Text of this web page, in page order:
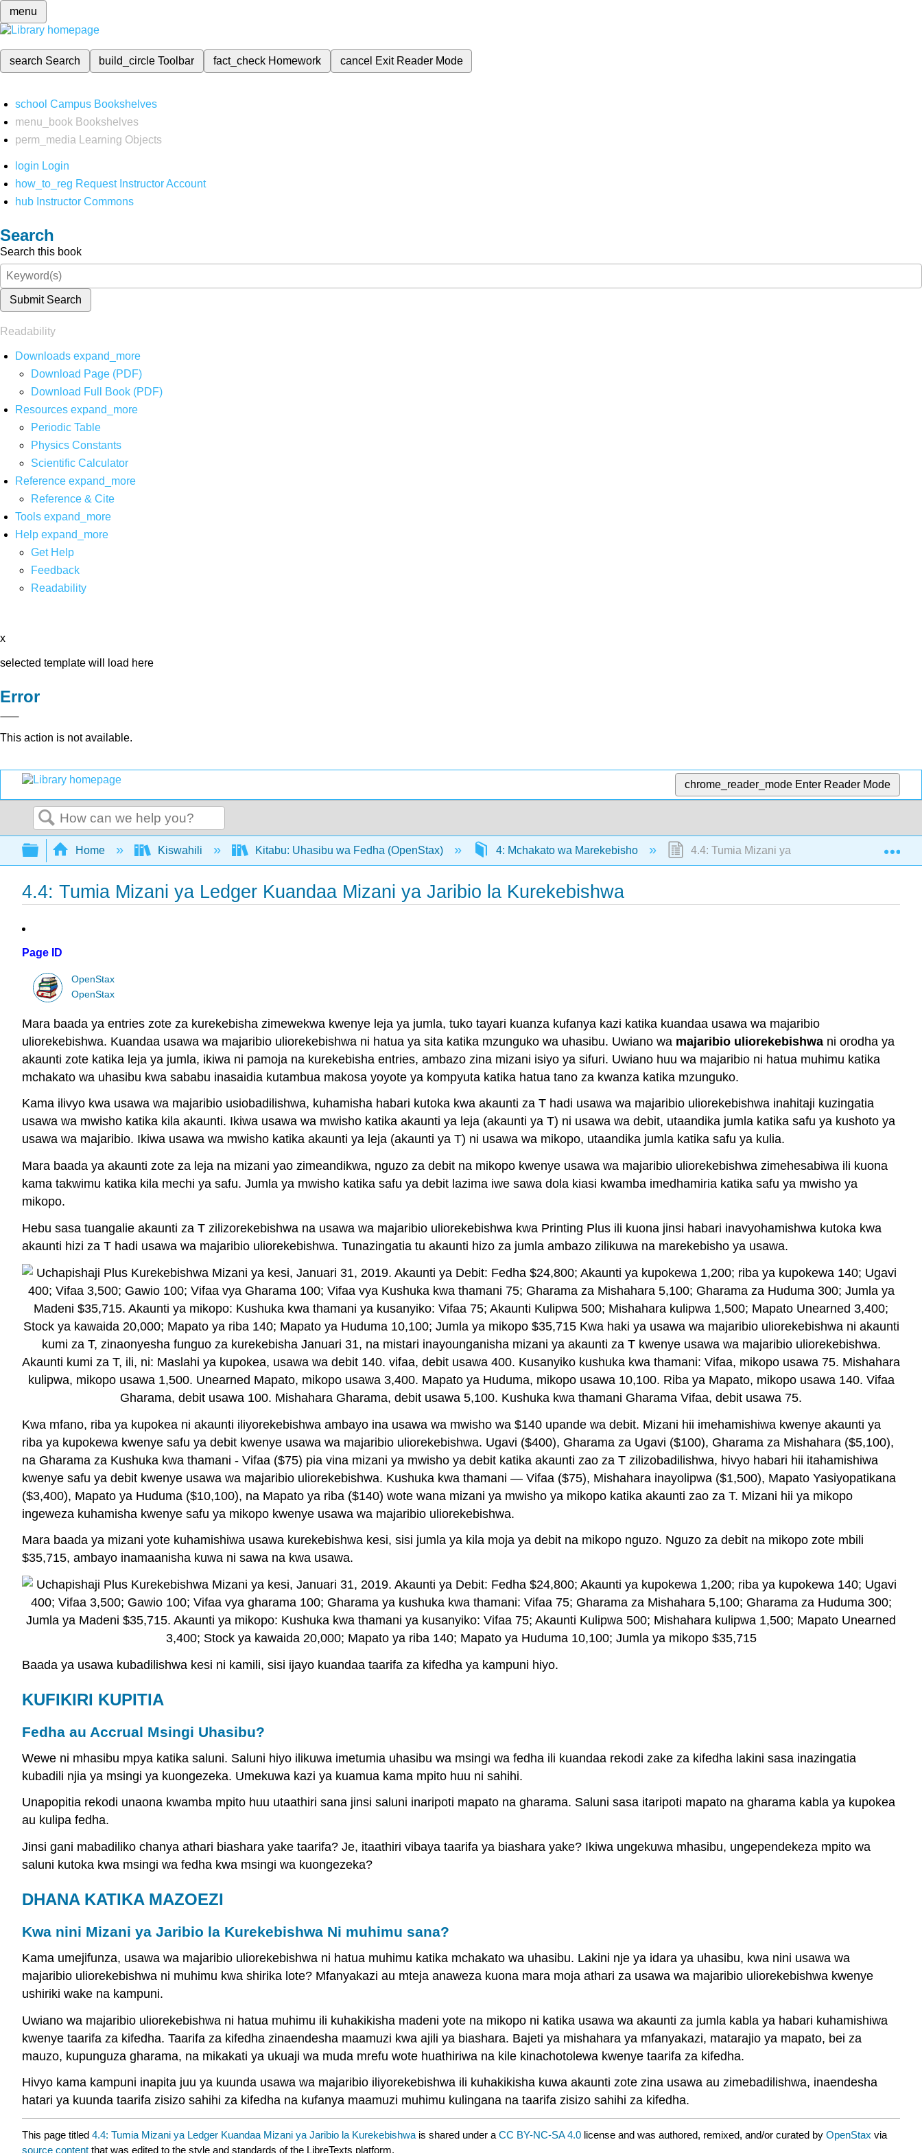
menu
search Search build_circleToolbar fact_check Homework cancel Exit Reader Mode
school Campus Bookshelves
menu_book Bookshelves
perm_media
Learning Objects
login Login
how_to_reg Request Instructor Account
hub Instructor Commons
Search
Search this book
Submit Search
Readability
Downloads expand_more
Download Page (PDF)
Download Full Book (PDF)
Resources expand_more
Periodic Table
Physics Constants
Scientific Calculator
Reference expand_more
Reference & Cite
Tools expand_more
Help expand_more
Get Help
Feedback
Readability
x
selected template will load here
Error
This action is not available.
chrome_reader_mode Enter Reader Mode
Search
Expand/collapse global hierarchy
Home Kiswahili Kitabu: Uhasibu wa Fedha (OpenStax) 4: Mchakato wa Marekebisho 4.4: Tumia Mizani ya Ledger Kuandaa Mizani
4.4: Tumia Mizani ya Ledger Kuandaa Mizani ya Jaribio la Kurekebishwa
Page ID
OpenStax
OpenStax
Mara baada ya entries zote za kurekebisha zimewekwa kwenye leja ya jumla, tuko tayari kuanza kufanya kazi katika kuandaa usawa wa majaribio
uliorekebishwa. Kuandaa usawa wa majaribio uliorekebishwa ni hatua ya sita katika mzunguko wa uhasibu. Uwiano wa majaribio uliorekebishwa ni orodha ya
akaunti zote katika leja ya jumla, ikiwa ni pamoja na kurekebisha entries, ambazo zina mizani isiyo ya sifuri. Uwiano huu wa majaribio ni hatua muhimu katika
mchakato wa uhasibu kwa sababu inasaidia kutambua makosa yoyote ya kompyuta katika hatua tano za kwanza katika mzunguko.
Kama ilivyo kwa usawa wa majaribio usiobadilishwa, kuhamisha habari kutoka kwa akaunti za T hadi usawa wa majaribio uliorekebishwa inahitaji kuzingatia
usawa wa mwisho katika kila akaunti. Ikiwa usawa wa mwisho katika akaunti ya leja (akaunti ya T) ni usawa wa debit, utaandika jumla katika safu ya kushoto ya
usawa wa majaribio. Ikiwa usawa wa mwisho katika akaunti ya leja (akaunti ya T) ni usawa wa mikopo, utaandika jumla katika safu ya kulia.
Mara baada ya akaunti zote za leja na mizani yao zimeandikwa, nguzo za debit na mikopo kwenye usawa wa majaribio uliorekebishwa zimehesabiwa ili kuona
kama takwimu katika kila mechi ya safu. Jumla ya mwisho katika safu ya debit lazima iwe sawa dola kiasi kwamba imedhamiria katika safu ya mwisho ya
mikopo.
Hebu sasa tuangalie akaunti za T zilizorekebishwa na usawa wa majaribio uliorekebishwa kwa Printing Plus ili kuona jinsi habari inavyohamishwa kutoka kwa
akaunti hizi za T hadi usawa wa majaribio uliorekebishwa. Tunazingatia tu akaunti hizo za jumla ambazo zilikuwa na marekebisho ya usawa.
Kwa mfano, riba ya kupokea ni akaunti iliyorekebishwa ambayo ina usawa wa mwisho wa $140 upande wa debit. Mizani hii imehamishiwa kwenye akaunti ya
riba ya kupokewa kwenye safu ya debit kwenye usawa wa majaribio uliorekebishwa. Ugavi ($400), Gharama za Ugavi ($100), Gharama za Mishahara ($5,100),
na Gharama za Kushuka kwa thamani - Vifaa ($75) pia vina mizani ya mwisho ya debit katika akaunti zao za T zilizobadilishwa, hivyo habari hii itahamishiwa
kwenye safu ya debit kwenye usawa wa majaribio uliorekebishwa. Kushuka kwa thamani — Vifaa ($75), Mishahara inayolipwa ($1,500), Mapato Yasiyopatikana
($3,400), Mapato ya Huduma ($10,100), na Mapato ya riba ($140) wote wana mizani ya mwisho ya mikopo katika akaunti zao za T. Mizani hii ya mikopo
ingeweza kuhamisha kwenye safu ya mikopo kwenye usawa wa majaribio uliorekebishwa.
Mara baada ya mizani yote kuhamishiwa usawa kurekebishwa kesi, sisi jumla ya kila moja ya debit na mikopo nguzo. Nguzo za debit na mikopo zote mbili
$35,715, ambayo inamaanisha kuwa ni sawa na kwa usawa.
Baada ya usawa kubadilishwa kesi ni kamili, sisi ijayo kuandaa taarifa za kifedha ya kampuni hiyo.
KUFIKIRI KUPITIA
Fedha au Accrual Msingi Uhasibu?
Wewe ni mhasibu mpya katika saluni. Saluni hiyo ilikuwa imetumia uhasibu wa msingi wa fedha ili kuandaa rekodi zake za kifedha lakini sasa inazingatia
kubadili njia ya msingi ya kuongezeka. Umekuwa kazi ya kuamua kama mpito huu ni sahihi.
Unapopitia rekodi unaona kwamba mpito huu utaathiri sana jinsi saluni inaripoti mapato na gharama. Saluni sasa itaripoti mapato na gharama kabla ya kupokea
au kulipa fedha.
Jinsi gani mabadiliko chanya athari biashara yake taarifa? Je, itaathiri vibaya taarifa ya biashara yake? Ikiwa ungekuwa mhasibu, ungependekeza mpito wa
saluni kutoka kwa msingi wa fedha kwa msingi wa kuongezeka?
DHANA KATIKA MAZOEZI
Kwa nini Mizani ya Jaribio la Kurekebishwa Ni muhimu sana?
Kama umejifunza, usawa wa majaribio uliorekebishwa ni hatua muhimu katika mchakato wa uhasibu. Lakini nje ya idara ya uhasibu, kwa nini usawa wa
majaribio uliorekebishwa ni muhimu kwa shirika lote? Mfanyakazi au mteja anaweza kuona mara moja athari za usawa wa majaribio uliorekebishwa kwenye
ushiriki wake na kampuni.
Uwiano wa majaribio uliorekebishwa ni hatua muhimu ili kuhakikisha madeni yote na mikopo ni katika usawa wa akaunti za jumla kabla ya habari kuhamishiwa
kwenye taarifa za kifedha. Taarifa za kifedha zinaendesha maamuzi kwa ajili ya biashara. Bajeti ya mishahara ya mfanyakazi, matarajio ya mapato, bei za
mauzo, kupunguza gharama, na mikakati ya ukuaji wa muda mrefu wote huathiriwa na kile kinachotolewa kwenye taarifa za kifedha.
Hivyo kama kampuni inapita juu ya kuunda usawa wa majaribio iliyorekebishwa ili kuhakikisha kuwa akaunti zote zina usawa au zimebadilishwa, inaendesha
hatari ya kuunda taarifa zisizo sahihi za kifedha na kufanya maamuzi muhimu kulingana na taarifa zisizo sahihi za kifedha.
This page titled 4.4: Tumia Mizani ya Ledger Kuandaa Mizani ya Jaribio la Kurekebishwa is shared under a CC BY-NC-SA 4.0 license and was authored, remixed, and/or curated by OpenStax via
source content that was edited to the style and standards of the LibreTexts platform.